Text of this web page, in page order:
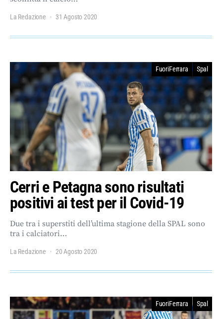
La Redazione 31 Agosto 2020
FuoriFerrara Spal
Cerri e Petagna sono risultati
positivi ai test per il Covid-19
Due tra i superstiti dell’ultima stagione della SPAL sono
tra i calciatori…
La Redazione 20 Agosto 2020
FuoriFerrara Spal